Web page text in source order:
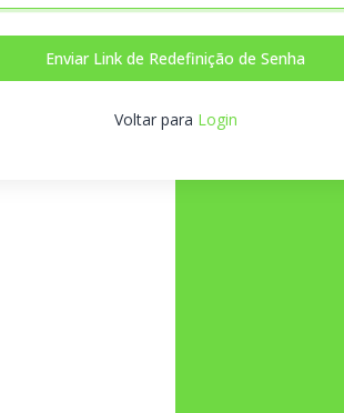
Enviar Link de Redefinição de Senha
Voltar para Login